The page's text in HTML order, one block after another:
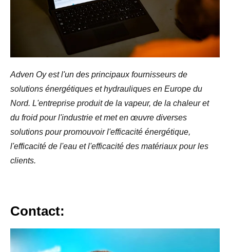
Adven Oy est l'un des principaux fournisseurs de
solutions énergétiques et hydrauliques en Europe du
Nord. L'entreprise produit de la vapeur, de la chaleur et
du froid pour l'industrie et met en œuvre diverses
solutions pour promouvoir l'efficacité énergétique,
l'efficacité de l'eau et l'efficacité des matériaux pour les
clients.
Contact: